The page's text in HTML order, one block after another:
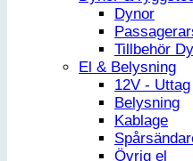
Dynor
Tillbehör
El & Belysning
12V - Uttag
Belysning
Kablage
Övrig el